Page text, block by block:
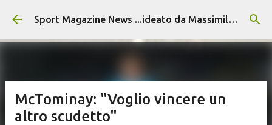
Passa ai contenuti principali Sport Magazine News ...ideato da Massimiliano Alvino
McTominay: "Voglio vincere un
altro scudetto"